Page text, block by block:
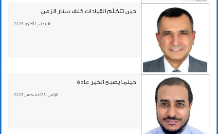
حين تتكلّم القيادات خلف ستار الزمن
الأربعاء , 1 أكتوبر 2025
حينما يصبح الخير عادة
الإثنين , 25 أغسطس 2025